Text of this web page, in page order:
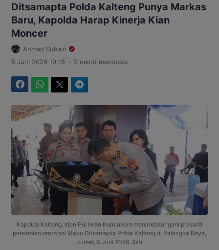
Ditsamapta Polda Kalteng Punya Markas
Baru, Kapolda Harap Kinerja Kian
Moncer
Ahmad Suhairi
5 Juni 2026 19:15 . 2 menit membaca
Kapolda Kalteng, Irjen Pol Iwan Kurniawan menandatangani prasasti
peresmian renovasi Mako Ditsamapta Polda Kalteng di Palangka Raya,
Jumat, 5 Juni 2026. (Ist)